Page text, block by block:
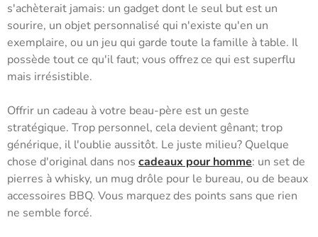
s'achèterait jamais: un gadget dont le seul but est un
sourire, un objet personnalisé qui n'existe qu'en un
exemplaire, ou un jeu qui garde toute la famille à table. Il
possède tout ce qu'il faut; vous offrez ce qui est superflu
mais irrésistible.
Offrir un cadeau à votre beau-père est un geste
stratégique. Trop personnel, cela devient gênant; trop
générique, il l'oublie aussitôt. Le juste milieu? Quelque
chose d'original dans nos cadeaux pour homme: un set de
pierres à whisky, un mug drôle pour le bureau, ou de beaux
accessoires BBQ. Vous marquez des points sans que rien
ne semble forcé.